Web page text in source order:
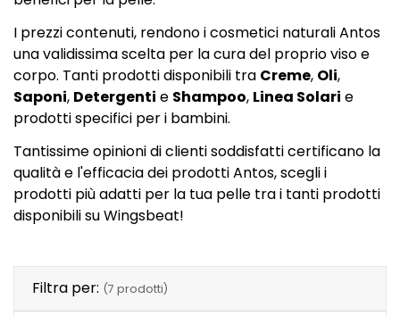
I prezzi contenuti, rendono i cosmetici naturali Antos
una validissima scelta per la cura del proprio viso e
corpo. Tanti prodotti disponibili tra Creme, Oli,
Saponi, Detergenti e Shampoo, Linea Solari e
prodotti specifici per i bambini.
Tantissime opinioni di clienti soddisfatti certificano la
qualità e l'efficacia dei prodotti Antos, scegli i
prodotti più adatti per la tua pelle tra i tanti prodotti
disponibili su Wingsbeat!
Filtra per: (7 prodotti)